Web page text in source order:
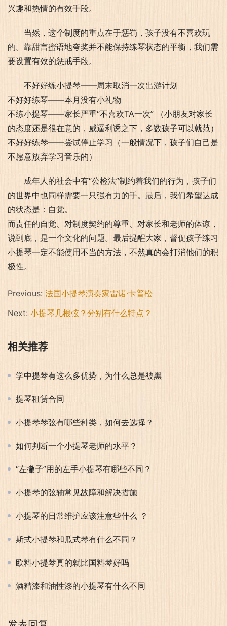
兴趣和热情的有效手段。
当然，这个制度的重点在于惩罚，孩子没有不喜欢玩
的。靠甜言蜜语地夸奖并不能保持练琴状态的平衡，我们需
要设置有效的惩戒手段。
不好好练小提琴——周末取消一次出游计划
不好好练琴——本月没有小礼物
不练小提琴——家长严重“不喜欢TA一次” （小朋友对家长
的态度还是很在意的，威逼利诱之下，多数孩子可以就范）
不好好练琴——尝试停止学习（一般情况下，孩子们自己是
不愿意放弃学习音乐的）
成年人的社会中有“公检法”制约着我们的行为，孩子们
的世界中也同样需要一只强有力的手。最后，我们希望达成
的状态是：自觉。
而责任的自觉、对制度契约的尊重、对家长和老师的体谅，
说到底，是一个文化的问题。最后提醒大家，督促孩子练习
小提琴一定不能使用不当的方法，不然真的会打消他们的积
极性。
Previous: 法国小提琴演奏家雷诺·卡普松
Next: 小提琴几根弦？分别有什么特点？
相关推荐
学中提琴有这么多优势，为什么总是被黑
提琴租赁合同
小提琴琴弦有哪些种类，如何去选择？
如何判断一个小提琴老师的水平？
“左撇子”用的左手小提琴有哪些不同？
小提琴的弦轴常见故障和解决措施
小提琴的日常维护应该注意些什么 ？
斯式小提琴和瓜式琴有什么不同？
欧料小提琴真的就比国料琴好吗
酒精漆和油性漆的小提琴有什么不同